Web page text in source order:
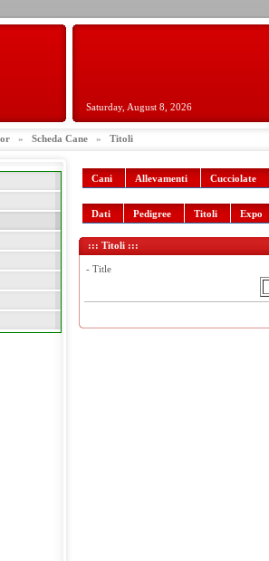
Saturday, August 8, 2026
» Scheda Cane » Titoli
Cani Allevamenti Cucciolate
Dati Pedigree Titoli Expo
::: Titoli :::
- Title